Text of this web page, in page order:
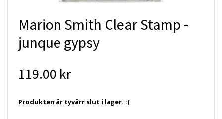
Marion Smith Clear Stamp -
junque gypsy
119.00 kr
Produkten är tyvärr slut i lager. :(